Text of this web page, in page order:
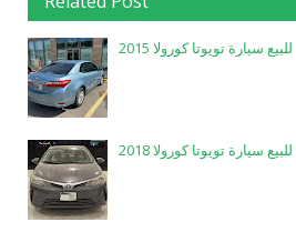
للبيع سيارة تويوتا كورولا 2015
للبيع سيارة تويوتا كورولا 2018